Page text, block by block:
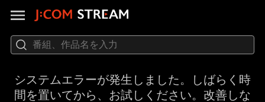
システムエラーが発生しました。しばらく時
間を置いてから、お試しください。改善しな